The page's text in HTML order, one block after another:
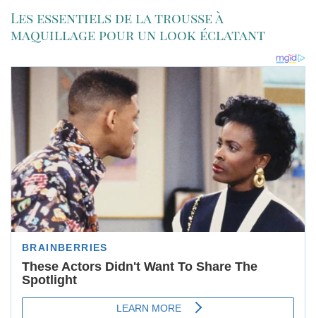
Les essentiels de la trousse à
maquillage pour un look éclatant